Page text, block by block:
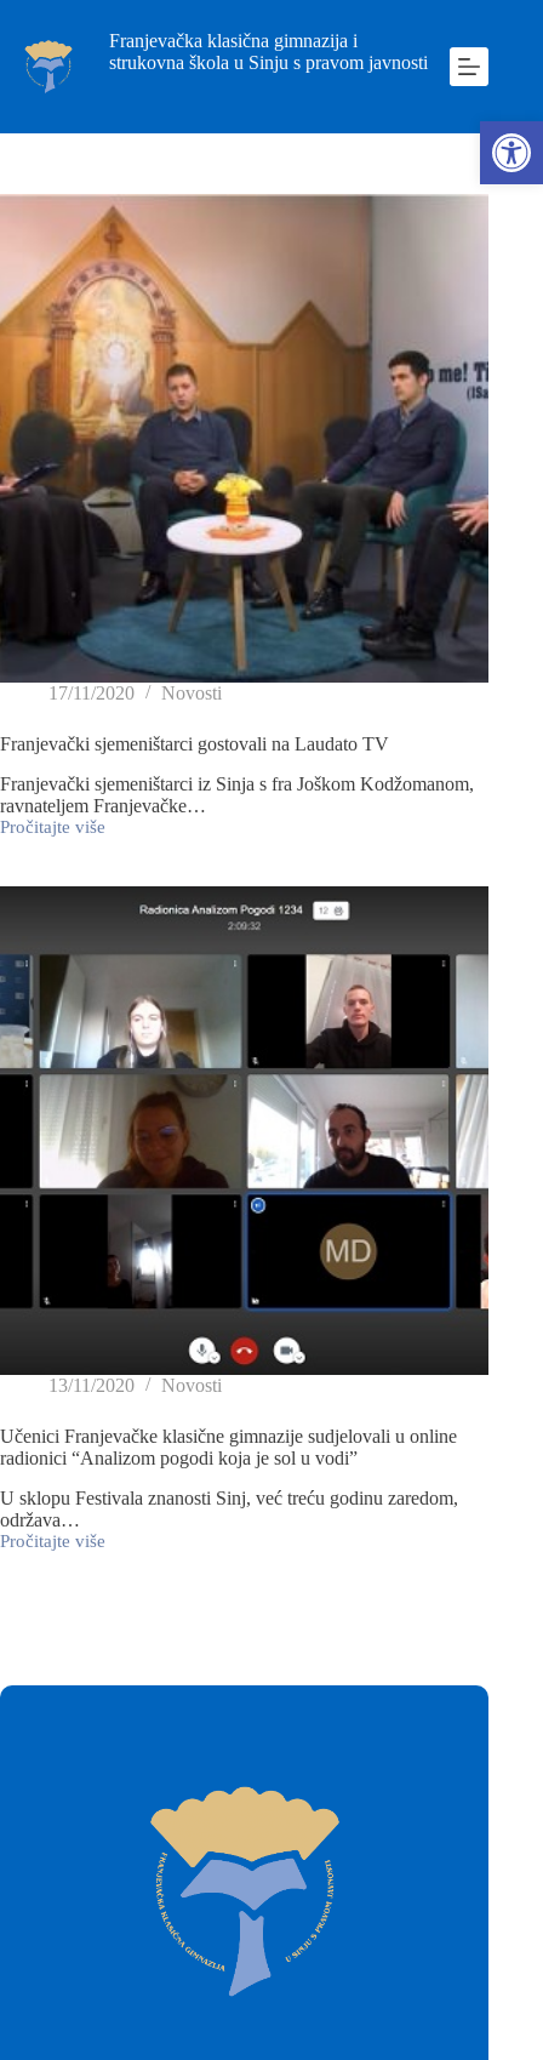
Franjevačka klasična gimnazija i
strukovna škola u Sinju s pravom javnosti
17/11/2020 Novosti
Franjevački sjemeništarci gostovali na Laudato TV
Franjevački sjemeništarci iz Sinja s fra Joškom Kodžomanom,
ravnateljem Franjevačke…
Pročitajte više
13/11/2020 Novosti
Učenici Franjevačke klasične gimnazije sudjelovali u online
radionici “Analizom pogodi koja je sol u vodi”
U sklopu Festivala znanosti Sinj, već treću godinu zaredom,
održava…
Pročitajte više